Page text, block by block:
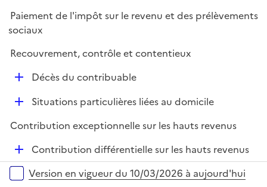
i
e
r
p
l
i
Paiement de l'impôt sur le revenu et des prélèvements
sociaux
Recouvrement, contrôle et contentieux
D
i
r
Décès du contribuable
D
p
i
e
Situations particulières liées au domicile
Contribution exceptionnelle sur les hauts revenus
D
é
p
Contribution différentielle sur les hauts revenus
Versions sur la période
Version en vigueur du 10/03/2026 à aujourd'hui